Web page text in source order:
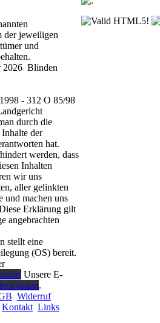
der jeweiligen
und
2026 Blinden
- 312 O 85/98
durch die
der
hat.
werden, dass
Inhalten
wir uns
aller gelinkten
und machen uns
Erklärung gilt
angebrachten
stellt eine
(OS) bereit.
odr/Unsere E-
.
Widerruf
Kontakt Links